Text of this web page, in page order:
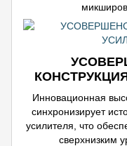
Инновационная
синхронизирует
усилителя, что
сверхнизким